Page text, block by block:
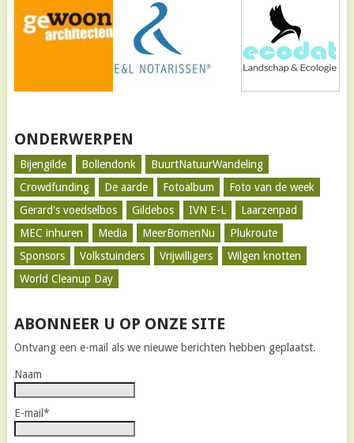
ONDERWERPEN
Bijengilde Bollendonk
BuurtNatuurWandeling
Crowdfunding
De aarde Fotoalbum
Foto van de week
Gerard's voedselbos
Gildebos IVN E-L
Laarzenpad
MEC inhuren
Media MeerBomenNu
Plukroute
Sponsors
Volkstuinders Vrijwilligers
Wilgen knotten
World Cleanup Day
ABONNEER U OP ONZE SITE
Ontvang een e-mail als we nieuwe berichten hebben geplaatst.
Naam
E-mail*